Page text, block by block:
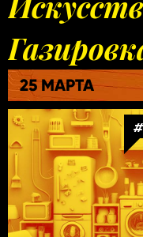
25 МАРТА